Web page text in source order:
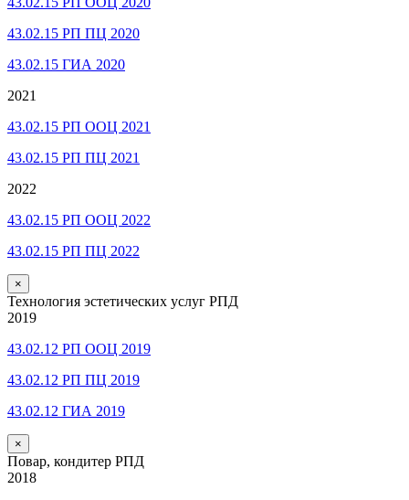
43.02.15 РП ПЦ 2020
43.02.15 ГИА 2020
2021
43.02.15 РП ООЦ 2021
43.02.15 РП ПЦ 2021
2022
43.02.15 РП ООЦ 2022
43.02.15 РП ПЦ 2022
×
Технология эстетических услуг РПД
2019
43.02.12 РП ООЦ 2019
43.02.12 РП ПЦ 2019
43.02.12 ГИА 2019
×
Повар, кондитер РПД
2018